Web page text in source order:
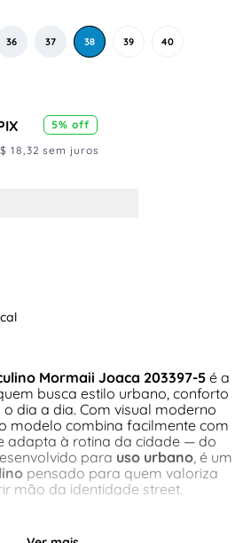
36 37 38 39 40
5% off
18,32 sem juros
Mormaii Joaca 203397-5 é a
busca estilo urbano, conforto
dia a dia. Com visual moderno
modelo combina facilmente com
adapta à rotina da cidade — do
para uso urbano, é um
pensado para quem valoriza
mão da identidade street.